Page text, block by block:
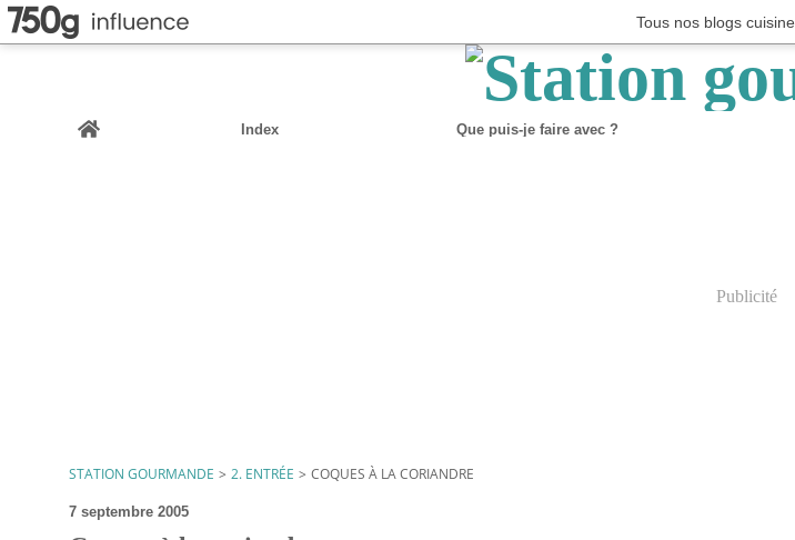
Tous nos blogs cuisine
Home
Index Que puis-je faire avec ?
Publicité
STATION GOURMANDE > 2. ENTRÉE > COQUES À LA CORIANDRE
7 septembre 2005